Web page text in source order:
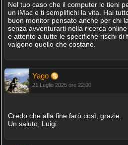
Nel tuo caso che il computer lo tieni
un iMac e ti semplifichi la vita. Hai
buon monitor pensato anche per chi
senza avventurarti nella ricerca
e attento a tutte le specifiche rischi di
valgono quello che costano.
Yago
21 Luglio 2025 ore 22:00
Credo che alla fine farò così, grazie.
Un saluto, Luigi